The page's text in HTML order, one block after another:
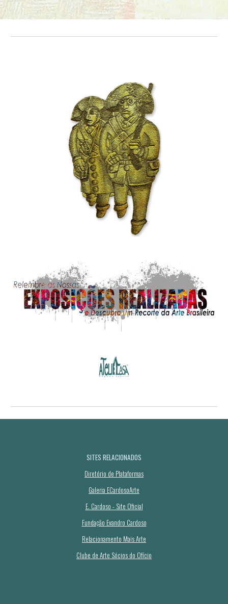
SITES RELACIONADOS
Diretório de Plataformas
Galeria ECardosoArte
E. Cardoso - Site Oficial
Fundação Evandro Cardoso
Relacionamento Mais Arte
Clube de Arte Sócios do Ofício